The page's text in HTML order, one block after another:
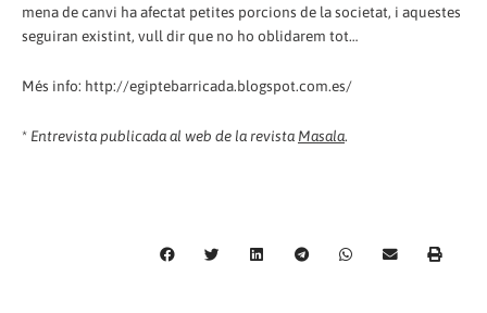
mena de canvi ha afectat petites porcions de la societat, i aquestes
seguiran existint, vull dir que no ho oblidarem tot…
Més info: http://egiptebarricada.blogspot.com.es/
* Entrevista publicada al web de la revista Masala.